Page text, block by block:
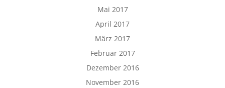
Mai 2017
April 2017
März 2017
Februar 2017
Dezember 2016
November 2016